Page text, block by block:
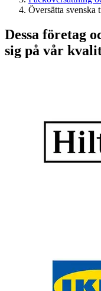
Översätta svenska
Dessa företag
sig på vår